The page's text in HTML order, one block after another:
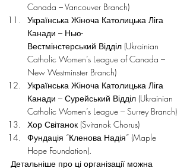
Canada – Vancouver Branch)
Українська Жіноча Католицька Ліга
Канади – Нью-
Вестмінстерський Відділ (Ukrainian
Catholic Women’s League of Canada –
New Westminster Branch)
Українська Жіноча Католицька Ліга
Канади – Сурейський Відділ (Ukrainian
Catholic Women’s League – Surrey Branch)
Хор Світанок (Svitanok Chorus)
Фундація “Кленова Надія” (Maple
Hope Foundation).
Детальніше про ці організації можна